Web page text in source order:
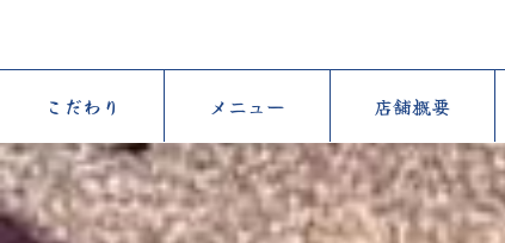
こだわり メニュー 店舗概要